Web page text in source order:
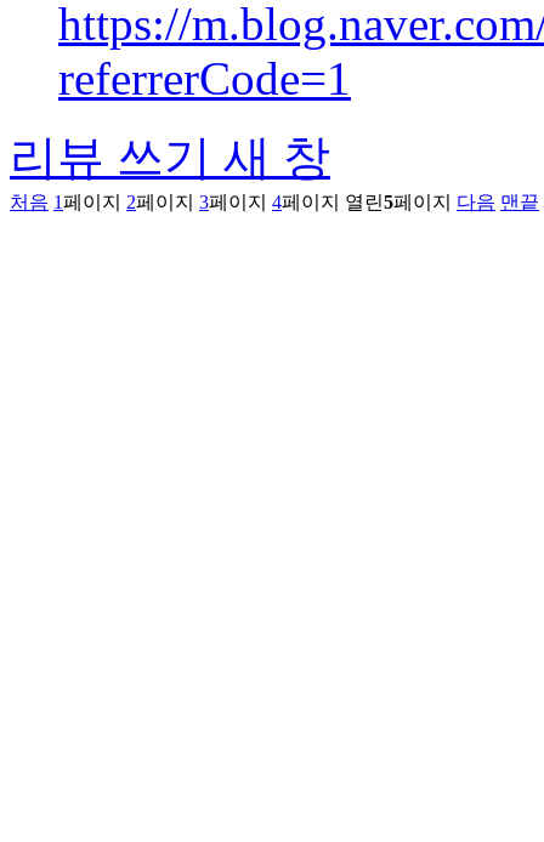
https://
referrerCode=1
리뷰 쓰기 새 창
처음 1페이지 2페이지 3페이지 4페이지 열린5페이지 다음 맨끝